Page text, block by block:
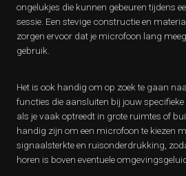
ongelukjes die kunnen gebeuren tijdens
sessie. Een stevige constructie en
zorgen ervoor dat je microfoon lang
gebruik.
Het is ook handig om op zoek te gaan
functies die aansluiten bij jouw specifieke
als je vaak optreedt in grote ruimtes of
handig zijn om een microfoon te kiezen
signaalsterkte en ruisonderdrukking,
horen is boven eventuele